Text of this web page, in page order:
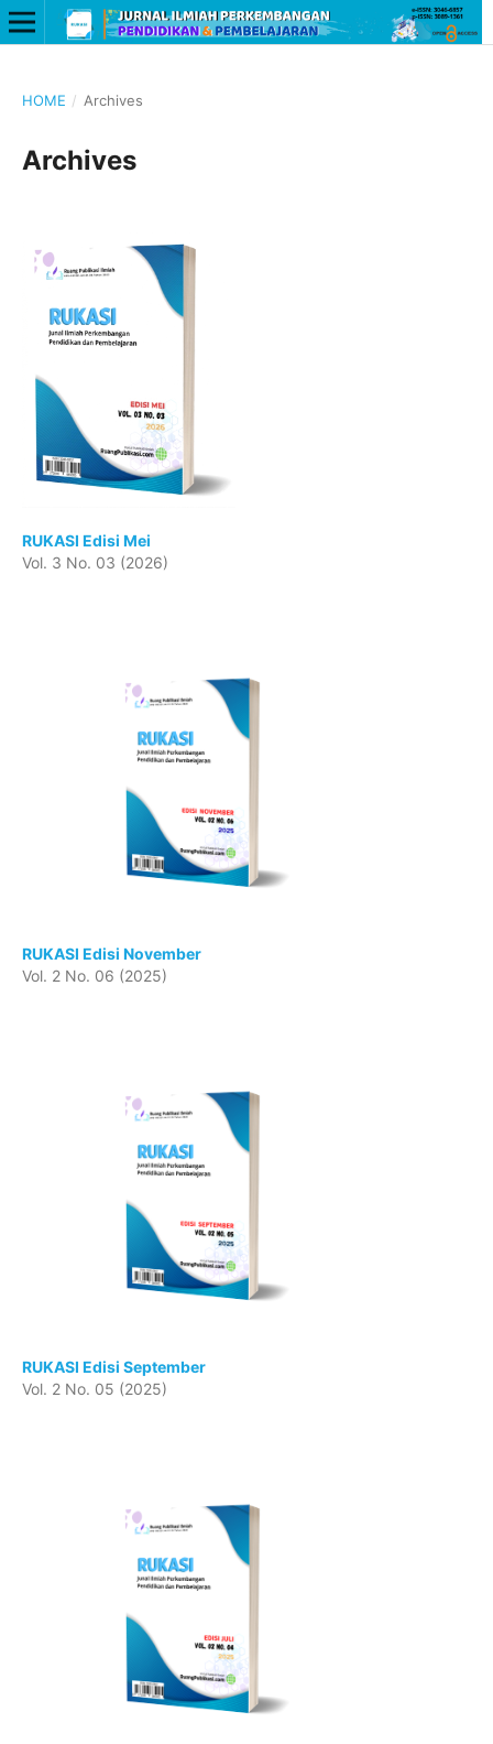
HOME / Archives
Archives
RUKASI Edisi Mei
Vol. 3 No. 03 (2026)
RUKASI Edisi November
Vol. 2 No. 06 (2025)
RUKASI Edisi September
Vol. 2 No. 05 (2025)